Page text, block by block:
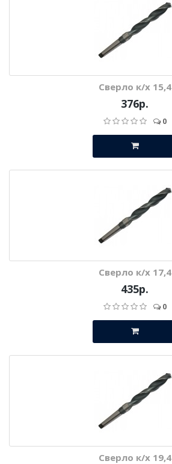
Сверло к/х 15,4
376р.
0
Сверло к/х 17,4
435р.
0
Сверло к/х 19,4